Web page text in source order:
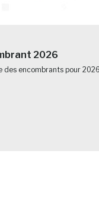
2026
des encombrants pour